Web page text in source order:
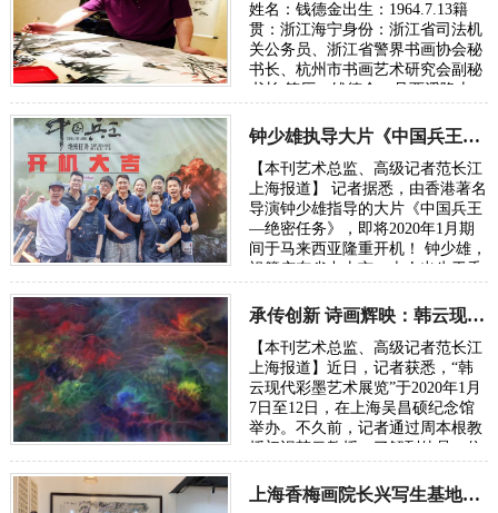
姓名：钱德金出生：1964.7.13籍
贯：浙江海宁身份：浙江省司法机
关公务员、浙江省警界书画协会秘
书长、杭州市书画艺术研究会副秘
书长 简历：钱德金，号西溪隐士，
时间：2020-04-08 钟少雄执导大片《中国兵王》开机大吉
【本刊艺术总监、高级记者范长江
上海报道】 记者据悉，由香港著名
导演钟少雄指导的大片《中国兵王
—绝密任务》，即将2020年1月期
间于马来西亚隆重开机！ 钟少雄，
祖籍广东省中山市，本人出生于香
导的…
时间：2020-01-14
承传创新 诗画辉映：韩云现代彩墨艺术展览开幕
【本刊艺术总监、高级记者范长江
上海报道】近日，记者获悉，“韩
云现代彩墨艺术展览”于2020年1月
7日至12日，在上海吴昌硕纪念馆
举办。不久前，记者通过周本根教
授初识韩云教授，了解到他是一位
位于…
上海香梅画院长兴写生基地正式成立